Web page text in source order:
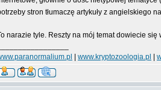
stron tłumaczę artykuły z angielskiego
narazie tyle. Reszty na mój temat dowiecie
www.kryptozoologia.pl